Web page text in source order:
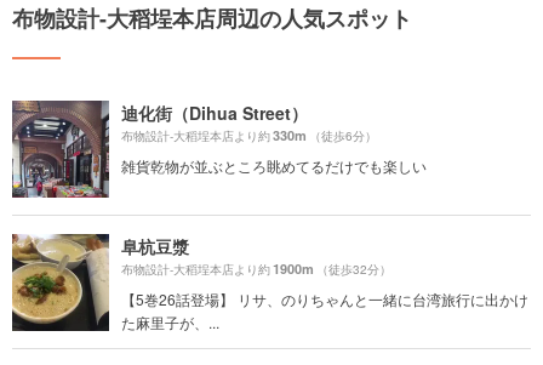
布物設計-大稻埕本店周辺の人気スポット
迪化街（Dihua Street）
布物設計-大稻埕本店より約330m （徒歩6分）
雑貨乾物が並ぶところ眺めてるだけでも楽しい
阜杭豆漿
布物設計-大稻埕本店より約1900m （徒歩32分）
【5巻26話登場】 リサ、のりちゃんと一緒に台湾旅行に出かけ
た麻里子が、...